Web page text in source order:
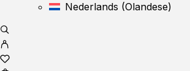
Nederlands (Olandese)